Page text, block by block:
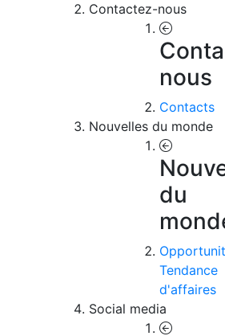
Contactez-nous
nous
Contacts
Nouvelles du monde
du
Tendance
d'affaires
Social media